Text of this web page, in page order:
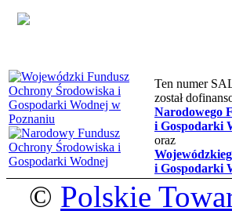
Ten numer
został
Narodowego
i Gospodarki
oraz
i Gospodarki
© Polskie